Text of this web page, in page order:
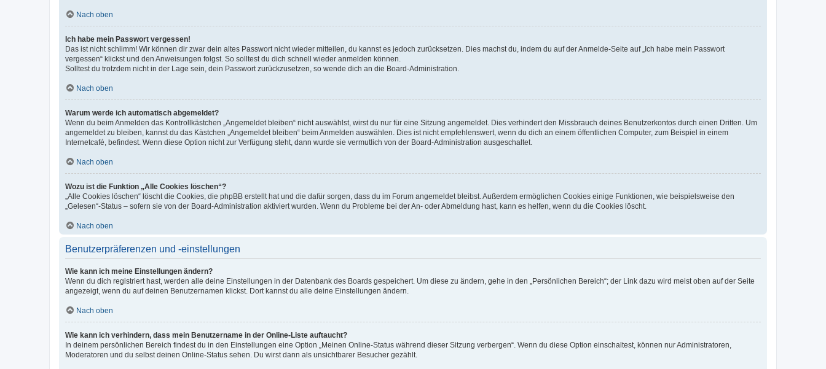
Nach oben
Ich habe mein Passwort vergessen!
Das ist nicht schlimm! Wir können dir zwar dein altes Passwort nicht wieder mitteilen, du kannst es jedoch zurücksetzen. Dies machst du, indem du auf der Anmelde-Seite auf „Ich habe mein Passwort
vergessen“ klickst und den Anweisungen folgst. So solltest du dich schnell wieder anmelden können.
Solltest du trotzdem nicht in der Lage sein, dein Passwort zurückzusetzen, so wende dich an die Board-Administration.
Nach oben
Warum werde ich automatisch abgemeldet?
Wenn du beim Anmelden das Kontrollkästchen „Angemeldet bleiben“ nicht auswählst, wirst du nur für eine Sitzung angemeldet. Dies verhindert den Missbrauch deines Benutzerkontos durch einen Dritten. Um
angemeldet zu bleiben, kannst du das Kästchen „Angemeldet bleiben“ beim Anmelden auswählen. Dies ist nicht empfehlenswert, wenn du dich an einem öffentlichen Computer, zum Beispiel in einem
Internetcafé, befindest. Wenn diese Option nicht zur Verfügung steht, dann wurde sie vermutlich von der Board-Administration ausgeschaltet.
Nach oben
Wozu ist die Funktion „Alle Cookies löschen“?
„Alle Cookies löschen“ löscht die Cookies, die phpBB erstellt hat und die dafür sorgen, dass du im Forum angemeldet bleibst. Außerdem ermöglichen Cookies einige Funktionen, wie beispielsweise den
„Gelesen“-Status – sofern sie von der Board-Administration aktiviert wurden. Wenn du Probleme bei der An- oder Abmeldung hast, kann es helfen, wenn du die Cookies löscht.
Nach oben
Benutzerpräferenzen und -einstellungen
Wie kann ich meine Einstellungen ändern?
Wenn du dich registriert hast, werden alle deine Einstellungen in der Datenbank des Boards gespeichert. Um diese zu ändern, gehe in den „Persönlichen Bereich“; der Link dazu wird meist oben auf der Seite
angezeigt, wenn du auf deinen Benutzernamen klickst. Dort kannst du alle deine Einstellungen ändern.
Nach oben
Wie kann ich verhindern, dass mein Benutzername in der Online-Liste auftaucht?
In deinem persönlichen Bereich findest du in den Einstellungen eine Option „Meinen Online-Status während dieser Sitzung verbergen“. Wenn du diese Option einschaltest, können nur Administratoren,
Moderatoren und du selbst deinen Online-Status sehen. Du wirst dann als unsichtbarer Besucher gezählt.